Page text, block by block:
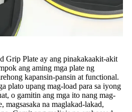
Grip Plate ay ang pinakakaakit-akit
ang aming mga plate ng
kapansin-pansin at functional.
plato upang mag-load para sa iyong
o gamitin ang mga ito nang mag-
magsasaka na maglakad-lakad,